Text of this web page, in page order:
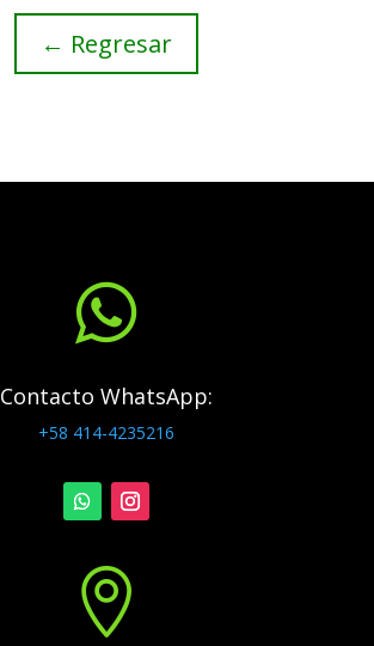
← Regresar

Contacto WhatsApp:
+58 414-4235216
